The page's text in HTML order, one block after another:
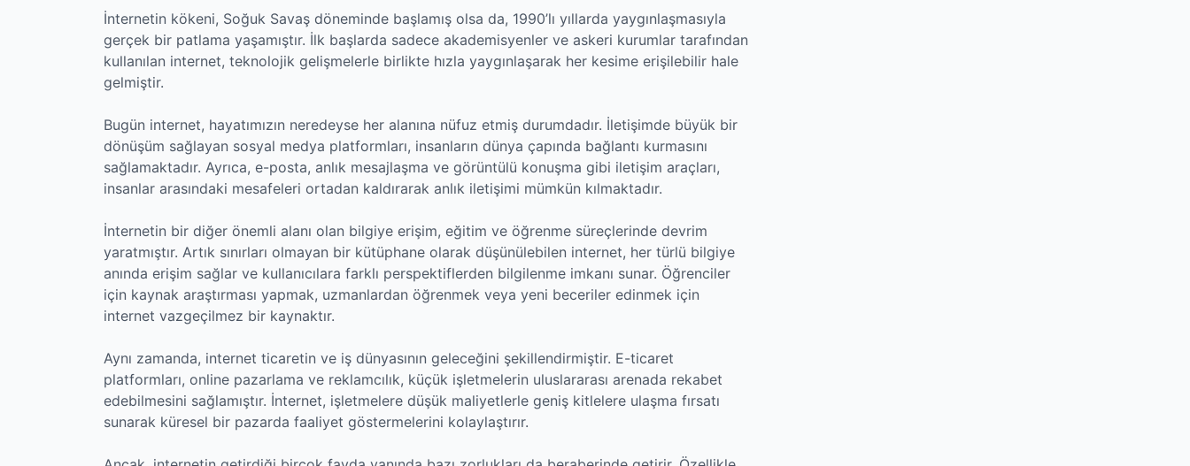
İnternetin kökeni, Soğuk Savaş döneminde başlamış olsa da, 1990’lı yıllarda yaygınlaşmasıyla
gerçek bir patlama yaşamıştır. İlk başlarda sadece akademisyenler ve askeri kurumlar tarafından
kullanılan internet, teknolojik gelişmelerle birlikte hızla yaygınlaşarak her kesime erişilebilir hale
gelmiştir.
Bugün internet, hayatımızın neredeyse her alanına nüfuz etmiş durumdadır. İletişimde büyük bir
dönüşüm sağlayan sosyal medya platformları, insanların dünya çapında bağlantı kurmasını
sağlamaktadır. Ayrıca, e-posta, anlık mesajlaşma ve görüntülü konuşma gibi iletişim araçları,
insanlar arasındaki mesafeleri ortadan kaldırarak anlık iletişimi mümkün kılmaktadır.
İnternetin bir diğer önemli alanı olan bilgiye erişim, eğitim ve öğrenme süreçlerinde devrim
yaratmıştır. Artık sınırları olmayan bir kütüphane olarak düşünülebilen internet, her türlü bilgiye
anında erişim sağlar ve kullanıcılara farklı perspektiflerden bilgilenme imkanı sunar. Öğrenciler
için kaynak araştırması yapmak, uzmanlardan öğrenmek veya yeni beceriler edinmek için
internet vazgeçilmez bir kaynaktır.
Aynı zamanda, internet ticaretin ve iş dünyasının geleceğini şekillendirmiştir. E-ticaret
platformları, online pazarlama ve reklamcılık, küçük işletmelerin uluslararası arenada rekabet
edebilmesini sağlamıştır. İnternet, işletmelere düşük maliyetlerle geniş kitlelere ulaşma fırsatı
sunarak küresel bir pazarda faaliyet göstermelerini kolaylaştırır.